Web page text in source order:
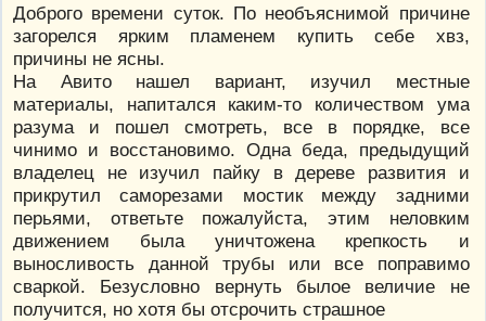
Доброго времени суток. По необъяснимой причине
загорелся ярким пламенем купить себе хвз,
причины не ясны.
На Авито нашел вариант, изучил местные
материалы, напитался каким-то количеством ума
разума и пошел смотреть, все в порядке, все
чинимо и восстановимо. Одна беда, предыдущий
владелец не изучил пайку в дереве развития и
прикрутил саморезами мостик между задними
перьями, ответьте пожалуйста, этим неловким
движением была уничтожена крепкость и
выносливость данной трубы или все поправимо
сваркой. Безусловно вернуть былое величие не
получится, но хотя бы отсрочить страшное